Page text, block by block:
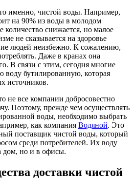
именно, чистой воды. Например,
на 90% из воды в молодом
количество снижается, но малое
не сказывается на здоровье
людей неизбежно. К сожалению,
Даже в кранах она
В связи с этим, сегодня многие
воду бутилированную, которая
источников.
не все компании добросовестно
Поэтому, прежде чем осуществлять
воды, необходимо выбрать
как компания Водяной. Это
поставщик чистой воды, который
среди потребителей. Их воду
дом, но и в офисы.
доставки чистой